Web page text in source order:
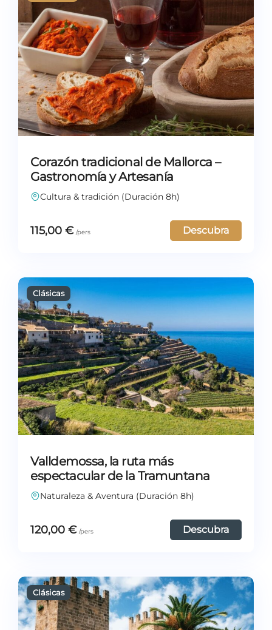
Corazón tradicional de Mallorca –
Gastronomía y Artesanía
Cultura & tradición (Duración 8h)
115,00 € Descubra
Valldemossa, la ruta más
espectacular de la Tramuntana
Naturaleza & Aventura (Duración 8h)
120,00 € Descubra